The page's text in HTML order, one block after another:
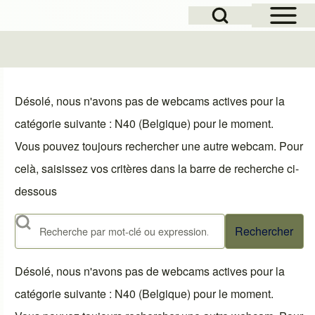
Open Sidebar
Open Search Block
Désolé, nous n'avons pas de webcams actives pour la
catégorie suivante : N40 (Belgique) pour le moment.
Vous pouvez toujours rechercher une autre webcam. Pour
celà, saisissez vos critères dans la barre de recherche ci-
dessous
Rechercher
Désolé, nous n'avons pas de webcams actives pour la
catégorie suivante : N40 (Belgique) pour le moment.